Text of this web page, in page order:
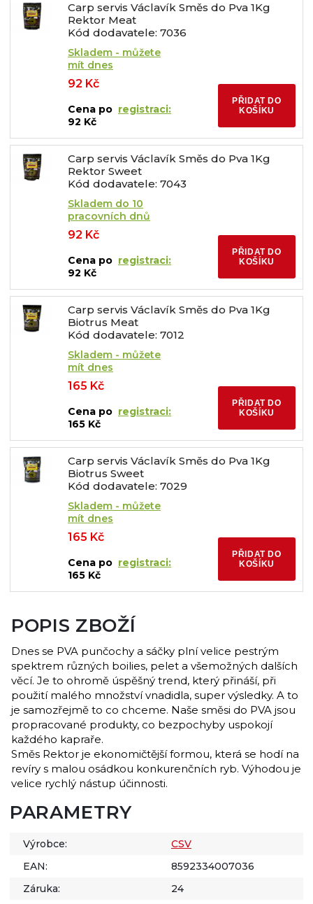
Carp servis Václavík Směs do Pva 1Kg
Rektor Meat
Kód dodavatele: 7036
Skladem - můžete
mít dnes
92 Kč
Cena po registraci:
92 Kč
PŘIDAT DO
KOŠÍKU
Carp servis Václavík Směs do Pva 1Kg
Rektor Sweet
Kód dodavatele: 7043
Skladem do 10
pracovních dnů
92 Kč
Cena po registraci:
92 Kč
PŘIDAT DO
KOŠÍKU
Carp servis Václavík Směs do Pva 1Kg
Biotrus Meat
Kód dodavatele: 7012
Skladem - můžete
mít dnes
165 Kč
Cena po registraci:
165 Kč
PŘIDAT DO
KOŠÍKU
Carp servis Václavík Směs do Pva 1Kg
Biotrus Sweet
Kód dodavatele: 7029
Skladem - můžete
mít dnes
165 Kč
Cena po registraci:
165 Kč
PŘIDAT DO
KOŠÍKU
POPIS ZBOŽÍ
Dnes se PVA punčochy a sáčky plní velice pestrým
spektrem různých boilies, pelet a všemožných dalších
věcí. Je to ohromě úspěšný trend, který přináší, při
použití malého množství vnadidla, super výsledky. A to
je samozřejmě to co chceme. Naše směsi do PVA jsou
propracované produkty, co bezpochyby uspokojí
každého kapraře.
Směs Rektor je ekonomičtější formou, která se hodí na
revíry s malou osádkou konkurenčních ryb. Výhodou je
velice rychlý nástup účinnosti.
PARAMETRY
Výrobce:
CSV
EAN:
8592334007036
Záruka:
24